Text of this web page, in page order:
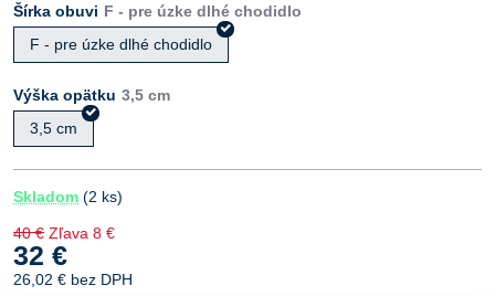
Šírka obuvi
F - pre úzke dlhé chodidlo
Výška opätku
3,5 cm
Skladom (2 ks)
40 € Zľava 8 €
32 €
26,02 € bez DPH